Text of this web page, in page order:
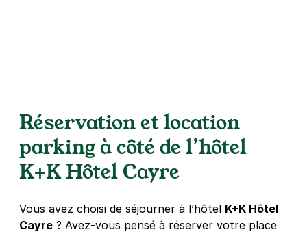
Réservation et location
parking à côté de l’hôtel
K+K Hôtel Cayre
Vous avez choisi de séjourner à l’hôtel K+K Hôtel
Cayre ? Avez-vous pensé à réserver votre place